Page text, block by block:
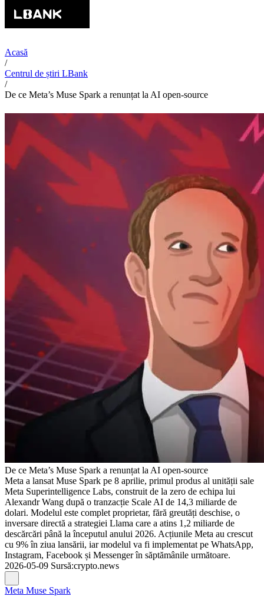
Acasă
/
Centrul de știri LBank
/
De ce Meta’s Muse Spark a renunțat la AI open-source
De ce Meta’s Muse Spark a renunțat la AI open-source
Meta a lansat Muse Spark pe 8 aprilie, primul produs al unității sale
Meta Superintelligence Labs, construit de la zero de echipa lui
Alexandr Wang după o tranzacție Scale AI de 14,3 miliarde de
dolari. Modelul este complet proprietar, fără greutăți deschise, o
inversare directă a strategiei Llama care a atins 1,2 miliarde de
descărcări până la începutul anului 2026. Acțiunile Meta au crescut
cu 9% în ziua lansării, iar modelul va fi implementat pe WhatsApp,
Instagram, Facebook și Messenger în săptămânile următoare.
2026-05-09 Sursă:crypto.news
Meta Muse Spark